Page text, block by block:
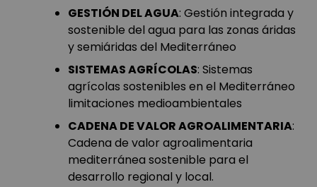
GESTIÓN DEL AGUA: Gestión integrada y
sostenible del agua para las zonas áridas
y semiáridas del Mediterráneo
SISTEMAS AGRÍCOLAS: Sistemas
agrícolas sostenibles en el Mediterráneo
limitaciones medioambientales
CADENA DE VALOR AGROALIMENTARIA:
Cadena de valor agroalimentaria
mediterránea sostenible para el
desarrollo regional y local.